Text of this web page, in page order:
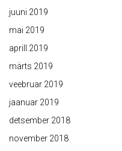
juuni 2019
mai 2019
aprill 2019
märts 2019
veebruar 2019
jaanuar 2019
detsember 2018
november 2018